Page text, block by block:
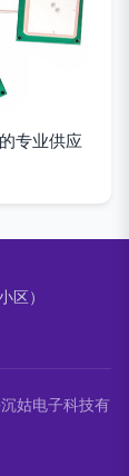
专业供应
区）
沉姑电子科技有